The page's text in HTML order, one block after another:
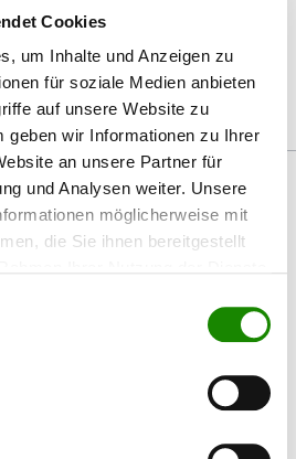
Cookies
um Inhalte und Anzeigen zu
für soziale Medien anbieten
auf unsere Website zu
geben wir Informationen zu Ihrer
an unsere Partner für
und Analysen weiter. Unsere
möglicherweise mit
die Sie ihnen bereitgestellt
Haftvermittler für Lackierungen auf Zink,